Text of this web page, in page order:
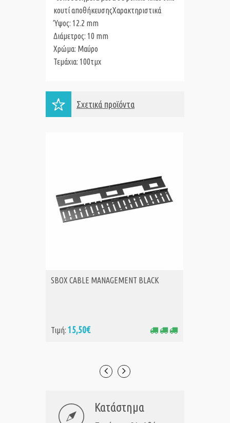
κουτί αποθήκευσηςΧαρακτηριστικά
Ύψος: 12.2 mm
Διάμετρος: 10 mm
Χρώμα: Μαύρο
Τεμάχια: 100τμχ
Σχετικά προϊόντα
ΑΓΟΡΑ
SBOX CABLE MANAGEMENT BLACK
Τιμή: 15,50€
Κατάστημα